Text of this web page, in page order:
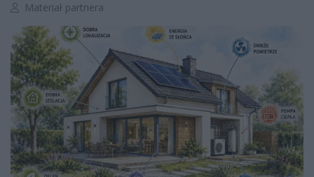
Autor artykułu:
Materiał partnera